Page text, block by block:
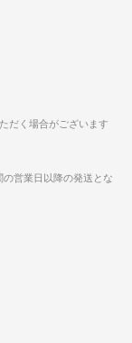
だく場合がございます
営業日以降の発送とな